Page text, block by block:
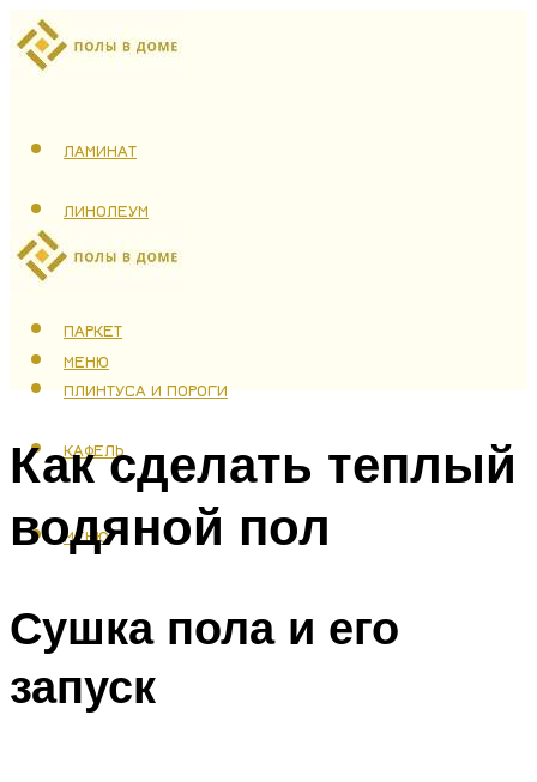
ЛАМИНАТ
ЛИНОЛЕУМ
ТЕПЛЫЙ ПОЛ
ПАРКЕТ
ПЛИНТУСА И ПОРОГИ
КАФЕЛЬ
МЕНЮ
МЕНЮ
Как сделать теплый
водяной пол
Сушка пола и его
запуск